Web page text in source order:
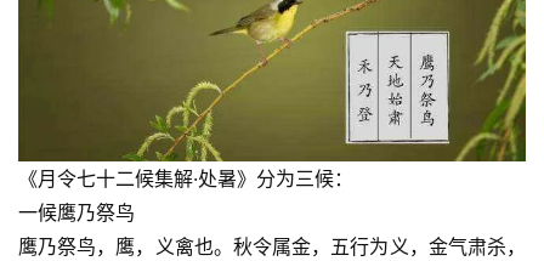
《月令七十二候集解·处暑》分为三候：
一候鹰乃祭鸟
鹰乃祭鸟，鹰，义禽也。秋令属金，五行为义，金气肃杀，